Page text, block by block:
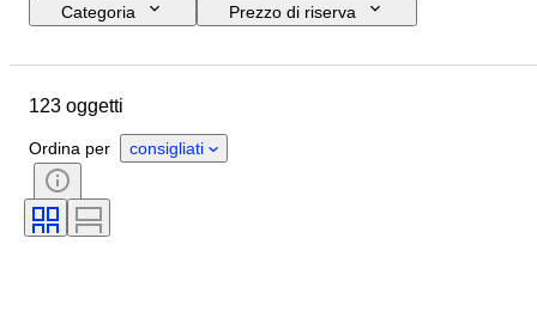
Categoria
Prezzo di riserva
Materiale
Colore
Modello
123 oggetti
Ordina per consigliati